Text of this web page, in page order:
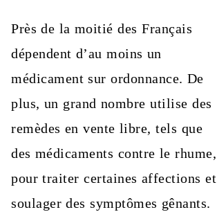
Près de la moitié des Français
dépendent d’au moins un
médicament sur ordonnance. De
plus, un grand nombre utilise des
remèdes en vente libre, tels que
des médicaments contre le rhume,
pour traiter certaines affections et
soulager des symptômes gênants.